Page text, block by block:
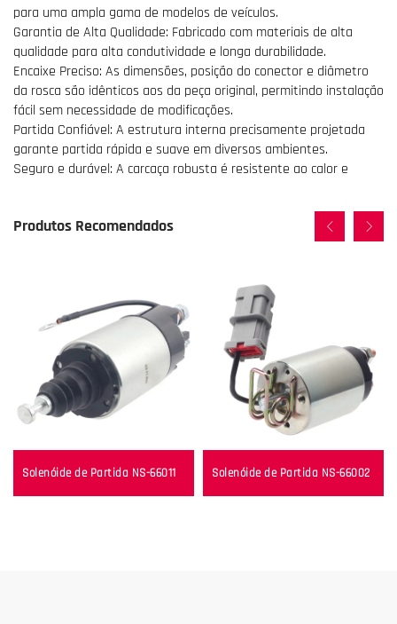
para uma ampla gama de modelos de veículos.
Garantia de Alta Qualidade: Fabricado com materiais de alta
qualidade para alta condutividade e longa durabilidade.
Encaixe Preciso: As dimensões, posição do conector e diâmetro
da rosca são idênticos aos da peça original, permitindo instalação
fácil sem necessidade de modificações.
Partida Confiável: A estrutura interna precisamente projetada
garante partida rápida e suave em diversos ambientes.
Seguro e durável: A carcaça robusta é resistente ao calor e
Produtos Recomendados
Solenóide de Partida NS-66011 Solenóide de Partida NS-66002